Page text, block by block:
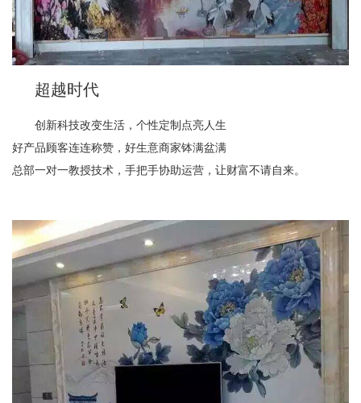
超越时代
创新科技改变生活，个性定制点亮人生
好产品顾客连连称赞，好生意商家钵满盆满
总部一对一教授技术，手把手协助运营，让财富不请自来。